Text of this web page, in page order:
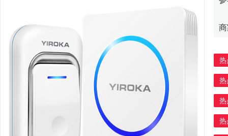
热
热
热
热